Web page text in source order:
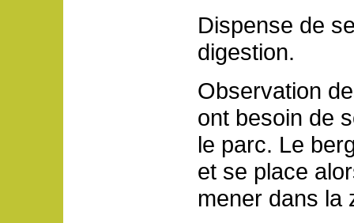
Dispense de
digestion.
Observation
ont besoin de
le parc. Le
et se place
mener dans la